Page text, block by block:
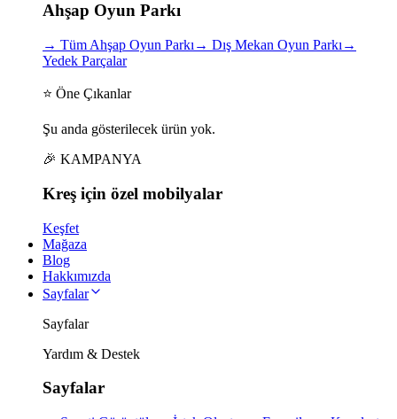
Ahşap Oyun Parkı
→ Tüm Ahşap Oyun Parkı → Dış Mekan Oyun Parkı →
Yedek Parçalar
⭐ Öne Çıkanlar
Şu anda gösterilecek ürün yok.
🎉 KAMPANYA
Kreş için özel mobilyalar
Keşfet
Mağaza
Blog
Hakkımızda
Sayfalar
Sayfalar
Yardım & Destek
Sayfalar